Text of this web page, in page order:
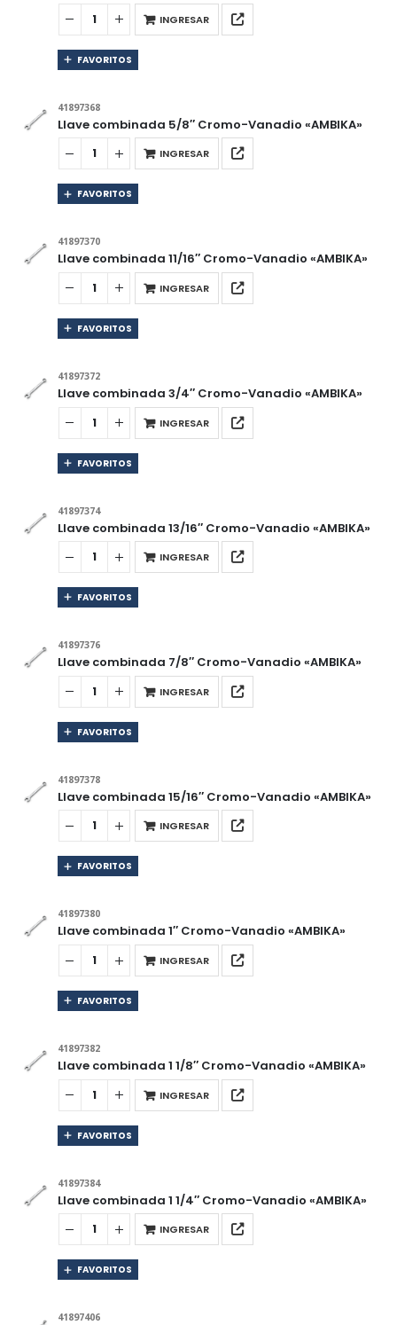
INGRESAR
FAVORITOS
41897368
Llave combinada 5/8″ Cromo-Vanadio «AMBIKA»
INGRESAR
FAVORITOS
41897370
Llave combinada 11/16″ Cromo-Vanadio «AMBIKA»
INGRESAR
FAVORITOS
41897372
Llave combinada 3/4″ Cromo-Vanadio «AMBIKA»
INGRESAR
FAVORITOS
41897374
Llave combinada 13/16″ Cromo-Vanadio «AMBIKA»
INGRESAR
FAVORITOS
41897376
Llave combinada 7/8″ Cromo-Vanadio «AMBIKA»
INGRESAR
FAVORITOS
41897378
Llave combinada 15/16″ Cromo-Vanadio «AMBIKA»
INGRESAR
FAVORITOS
41897380
Llave combinada 1″ Cromo-Vanadio «AMBIKA»
INGRESAR
FAVORITOS
41897382
Llave combinada 1 1/8″ Cromo-Vanadio «AMBIKA»
INGRESAR
FAVORITOS
41897384
Llave combinada 1 1/4″ Cromo-Vanadio «AMBIKA»
INGRESAR
FAVORITOS
41897406